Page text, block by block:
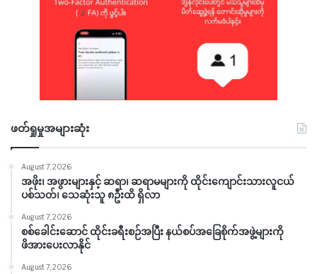
ဖတ်ရှုမှုအများဆုံး
August 7, 2026
အဖိုး၊ အဖွားများနှင့် ဆရာ၊ ဆရာမများကို ထိုင်းကျောင်းသားလူငယ်
ပစ်သတ်၊ သေဆုံးသူ ၈ဦးထိ ရှိလာ
August 7, 2026
စစ်ခေါင်းဆောင် ထိုင်းခရီးစဉ်အပြီး နယ်စပ်အခြေစိုက်အဖွဲ့များကို
ဖိအားပေးလာနိုင်
August 7, 2026